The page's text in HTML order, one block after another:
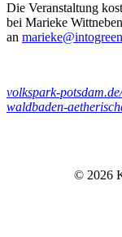
Die Veranstaltung
bei Marieke
an
volkspark-
waldbaden-
© 2026